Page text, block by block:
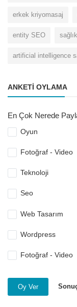
erkek kriyomasaj
entity SEO
artificial intelligence
ANKETI OYLAMA
En Çok Nerede
Oyun
Fotoğraf - Video
Teknoloji
Seo
Web Tasarım
Wordpress
Fotoğraf - Video
Oy Ver